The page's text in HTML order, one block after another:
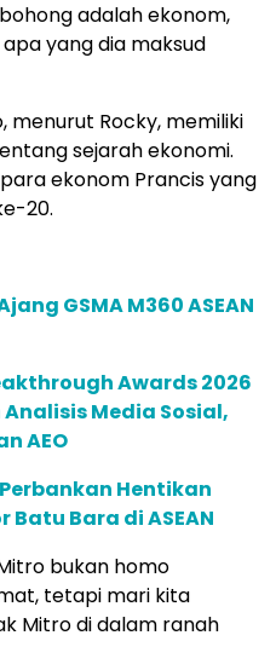
adalah ekonom,
yang dia maksud
menurut Rocky, memiliki
sejarah ekonomi.
ekonom Prancis yang
20.
GSMA M360 ASEAN
Awards 2026
Media Sosial,
AEO
Hentikan
Bara di ASEAN
bukan homo
tetapi mari kita
Mitro di dalam ranah